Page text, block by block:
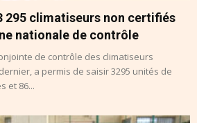
295 climatiseurs non certifiés
nationale de contrôle
de contrôle des climatiseurs
a permis de saisir 3295 unités de
et 86...